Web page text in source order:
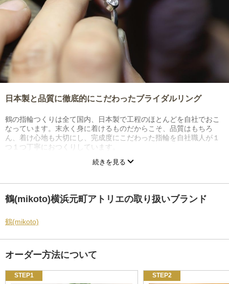
日本製と品質に徹底的にこだわったブライダルリング
鶴の指輪つくりは全て国内、日本製で工程のほとんどを自社でおこ
なっています。末永く身に着けるものだからこそ、品質はもちろ
ん、着け心地も大切にし、完成度にこだわった指輪を自社職人が１
つ１つ丁寧におつくりしています。
指輪の表面に施すテクスチャも、機械で一瞬にして完成させること
することで、手仕事ならではの温かみのある表情をおつくりするこ
とも大切にしています。
ャーのかかり方や磨きなどに気付きがあった際には職人に共有し、
鶴では、ものづくりにおいて一切の妥協をせず、おふたりに満足し
ていただける指輪を制作することをとても大事にしています。
続きを見る
鶴(mikoto)横浜元町アトリエの取り扱いブランド
鶴(mikoto)
オーダー方法について